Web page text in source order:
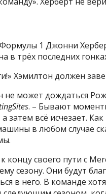
1 Джонни
в трёх последних
Хэмилтон должен
может дождаться
. – Бывают
затем всё исчезает.
в любом случае
концу своего пути с
сезону. Они будут
в него. В команде